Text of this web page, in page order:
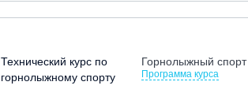
Технический курс по
горнолыжному спорту
Горнолыжный спорт
Программа курса